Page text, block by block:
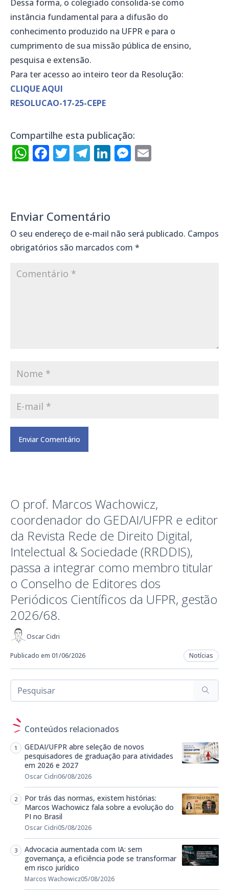
Dessa forma, o colegiado consolida-se como
instância fundamental para a difusão do
conhecimento produzido na UFPR e para o
cumprimento de sua missão pública de ensino,
pesquisa e extensão.
Para ter acesso ao inteiro teor da Resolução:
CLIQUE AQUI
RESOLUCAO-17-25-CEPE
Compartilhe esta publicação:
WhatsApp
Facebook
Twitter
Telegram
LinkedIn
Messenger
Enviar Comentário
O seu endereço de e-mail não será publicado. Campos
obrigatórios são marcados com *
O prof. Marcos Wachowicz,
coordenador do GEDAI/UFPR e editor
da Revista Rede de Direito Digital,
Intelectual & Sociedade (RRDDIS),
passa a integrar como membro titular
o Conselho de Editores dos
Periódicos Científicos da UFPR, gestão
2026/68.
Oscar Cidri
Publicado em 01/06/2026 Notícias
Conteúdos relacionados
GEDAI/UFPR abre seleção de novos
pesquisadores de graduação para atividades
em 2026 e 2027
Oscar Cidri06/08/2026
Por trás das normas, existem histórias:
Marcos Wachowicz fala sobre a evolução do
PI no Brasil
Oscar Cidri05/08/2026
Advocacia aumentada com IA: sem
governança, a eficiência pode se transformar
em risco jurídico
Marcos Wachowicz05/08/2026